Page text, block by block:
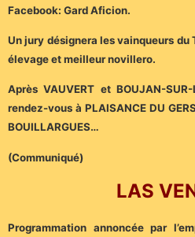
Facebook: Gard Aficion.
Un jury désignera les vainqueurs du
élevage et meilleur novillero.
Après VAUVERT et BOUJAN-
rendez-vous à PLAISANCE DU
BOUILLARGUES…
(Communiqué)
LAS
Programmation annoncée par